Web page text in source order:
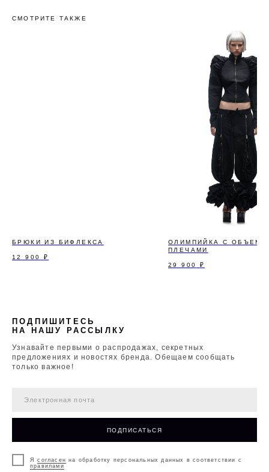
СМОТРИТЕ ТАКЖЕ
БРЮКИ ИЗ БИФЛЕКСА
12 900 ₽
ОЛИМПИЙКА С
ПЛЕЧАМИ
29 900 ₽
Ясогласен на обработку персональных данных в соответствии с
правилами
ПОДПИСАТЬСЯ
ПОДПИШИТЕСЬ
НА НАШУ РАССЫЛКУ
Узнавайте первыми о распродажах, секретных
предложениях и новостях бренда. Обещаем сообщать
только важное!